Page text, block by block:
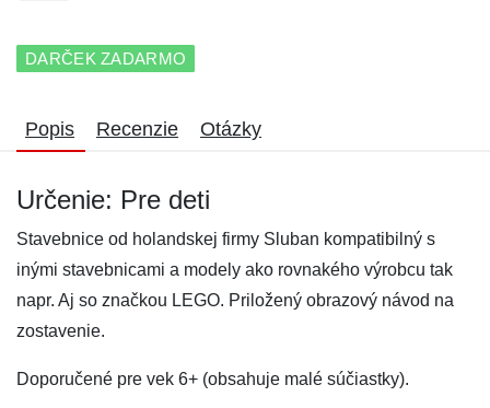
DARČEK ZADARMO
Popis Recenzie Otázky
Určenie: Pre deti
Stavebnice od holandskej firmy Sluban kompatibilný s
inými stavebnicami a modely ako rovnakého výrobcu tak
napr. Aj so značkou LEGO. Priložený obrazový návod na
zostavenie.
Doporučené pre vek 6+ (obsahuje malé súčiastky).